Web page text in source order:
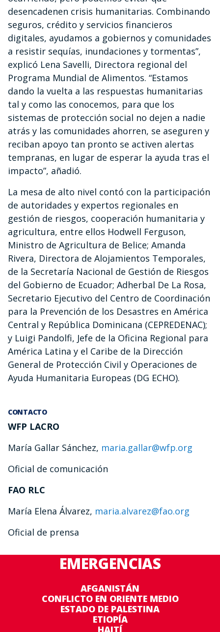
desencadenen crisis humanitarias. Combinando
seguros, crédito y servicios financieros
digitales, ayudamos a gobiernos y comunidades
a resistir sequías, inundaciones y tormentas”,
explicó Lena Savelli, Directora regional del
Programa Mundial de Alimentos. “Estamos
dando la vuelta a las respuestas humanitarias
tal y como las conocemos, para que los
sistemas de protección social no dejen a nadie
atrás y las comunidades ahorren, se aseguren y
reciban apoyo tan pronto se activen alertas
tempranas, en lugar de esperar la ayuda tras el
impacto”, añadió.
La mesa de alto nivel contó con la participación
de autoridades y expertos regionales en
gestión de riesgos, cooperación humanitaria y
agricultura, entre ellos Hodwell Ferguson,
Ministro de Agricultura de Belice; Amanda
Rivera, Directora de Alojamientos Temporales,
de la Secretaría Nacional de Gestión de Riesgos
del Gobierno de Ecuador; Adherbal De La Rosa,
Secretario Ejecutivo del Centro de Coordinación
para la Prevención de los Desastres en América
Central y República Dominicana (CEPREDENAC);
y Luigi Pandolfi, Jefe de la Oficina Regional para
América Latina y el Caribe de la Dirección
General de Protección Civil y Operaciones de
Ayuda Humanitaria Europeas (DG ECHO).
CONTACTO
WFP LACRO
María Gallar Sánchez, maria.gallar@wfp.org
Oficial de comunicación
FAO RLC
María Elena Álvarez, maria.alvarez@fao.org
Oficial de prensa
EMERGENCIAS
AFGANISTÁN
CONFLICTO EN ORIENTE MEDIO
ESTADO DE PALESTINA
ETIOPÍA